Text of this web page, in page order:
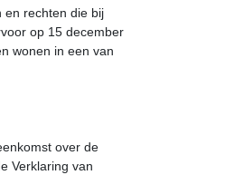
en rechten die bij
op 15 december
wonen in een van
over de
Verklaring van